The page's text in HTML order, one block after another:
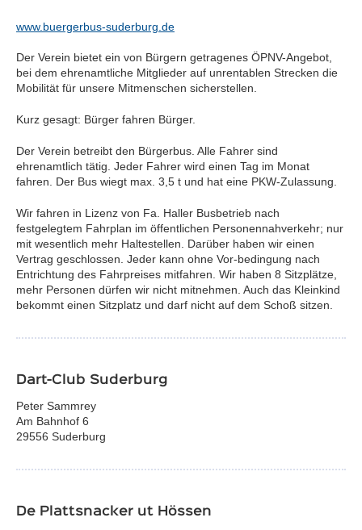
www.buergerbus-suderburg.de
Der Verein bietet ein von Bürgern getragenes ÖPNV-Angebot,
bei dem ehrenamtliche Mitglieder auf unrentablen Strecken die
Mobilität für unsere Mitmenschen sicherstellen.
Kurz gesagt: Bürger fahren Bürger.
Der Verein betreibt den Bürgerbus. Alle Fahrer sind
ehrenamtlich tätig. Jeder Fahrer wird einen Tag im Monat
fahren. Der Bus wiegt max. 3,5 t und hat eine PKW-Zulassung.
Wir fahren in Lizenz von Fa. Haller Busbetrieb nach
festgelegtem Fahrplan im öffentlichen Personennahverkehr; nur
mit wesentlich mehr Haltestellen. Darüber haben wir einen
Vertrag geschlossen. Jeder kann ohne Vor-bedingung nach
Entrichtung des Fahrpreises mitfahren. Wir haben 8 Sitzplätze,
mehr Personen dürfen wir nicht mitnehmen. Auch das Kleinkind
bekommt einen Sitzplatz und darf nicht auf dem Schoß sitzen.
Dart-Club Suderburg
Peter Sammrey
Am Bahnhof 6
29556 Suderburg
De Plattsnacker ut Hössen